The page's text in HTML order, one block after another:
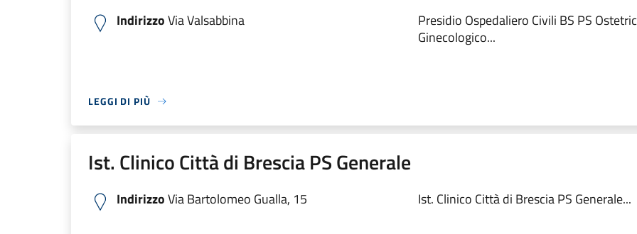
IndirizzoVia Valsabbina
Presidio Ospedaliero Civili BS PS
Ginecologico...
LEGGI DI PIÙ
Ist. Clinico Città di Brescia PS Generale
IndirizzoVia Bartolomeo Gualla, 15 Ist. Clinico Città di Brescia PS Generale...